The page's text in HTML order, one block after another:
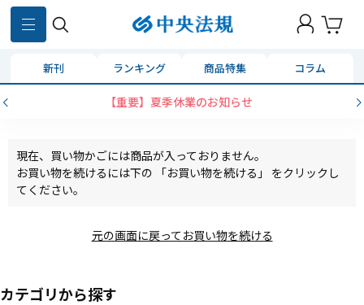
新刊 ランキング 商品特集 コラム
【重要】夏季休業のお知らせ
現在、買い物かごには商品が入っておりません。
お買い物を続けるには下の 「お買い物を続ける」 をクリックし
てください。
元の画面に戻ってお買い物を続ける
カテゴリから探す